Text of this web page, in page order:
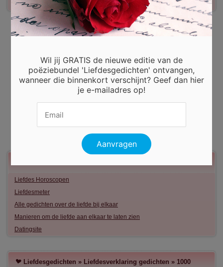
Registreren Gegevens kwijt?
Liefdes Horoscopen
Liefdesmeter
Alle gedichten over de liefde bij elkaar
Manieren om de liefde aan elkaar te laten zien
Datingsite
Liefdesgedichten » Liefdesverklaring gedichten » 1000
Wil jij GRATIS de nieuwe editie van de
poëziebundel 'Liefdesgedichten' ontvangen,
wanneer die binnenkort verschijnt? Geef dan hier
je e-mailadres op!